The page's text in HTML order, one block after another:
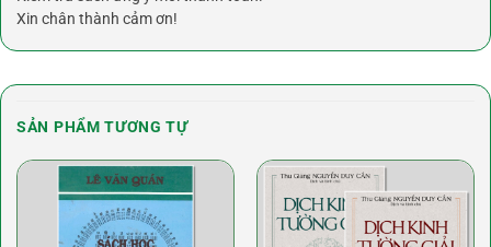
Xin chân thành cảm ơn!
SẢN PHẨM TƯƠNG TỰ